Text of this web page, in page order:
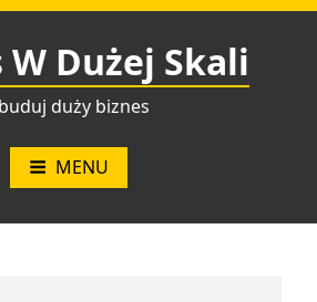
W Dużej Skali
duży biznes
MENU